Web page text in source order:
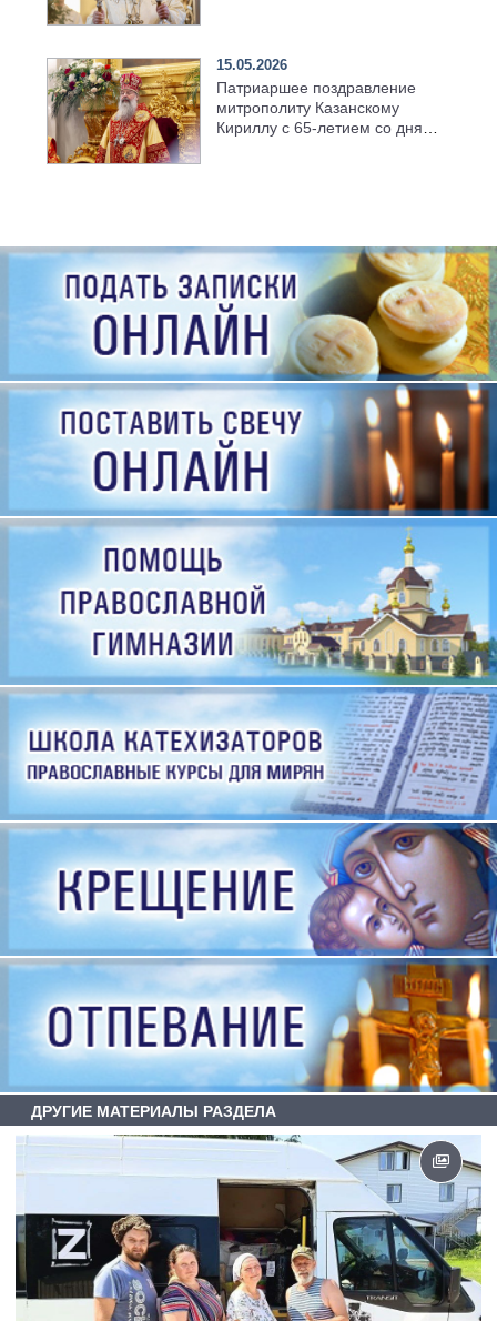
15.05.2026
Патриаршее поздравление
митрополиту Казанскому
Кириллу с 65-летием со дня
ДРУГИЕ МАТЕРИАЛЫ РАЗДЕЛА